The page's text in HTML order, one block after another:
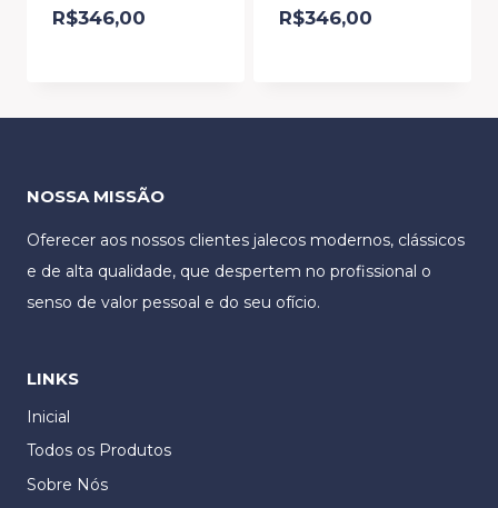
R$346,00
R$346,00
NOSSA MISSÃO
Oferecer aos nossos clientes jalecos modernos, clássicos
e de alta qualidade, que despertem no profissional o
senso de valor pessoal e do seu ofício.
LINKS
Inicial
Todos os Produtos
Sobre Nós